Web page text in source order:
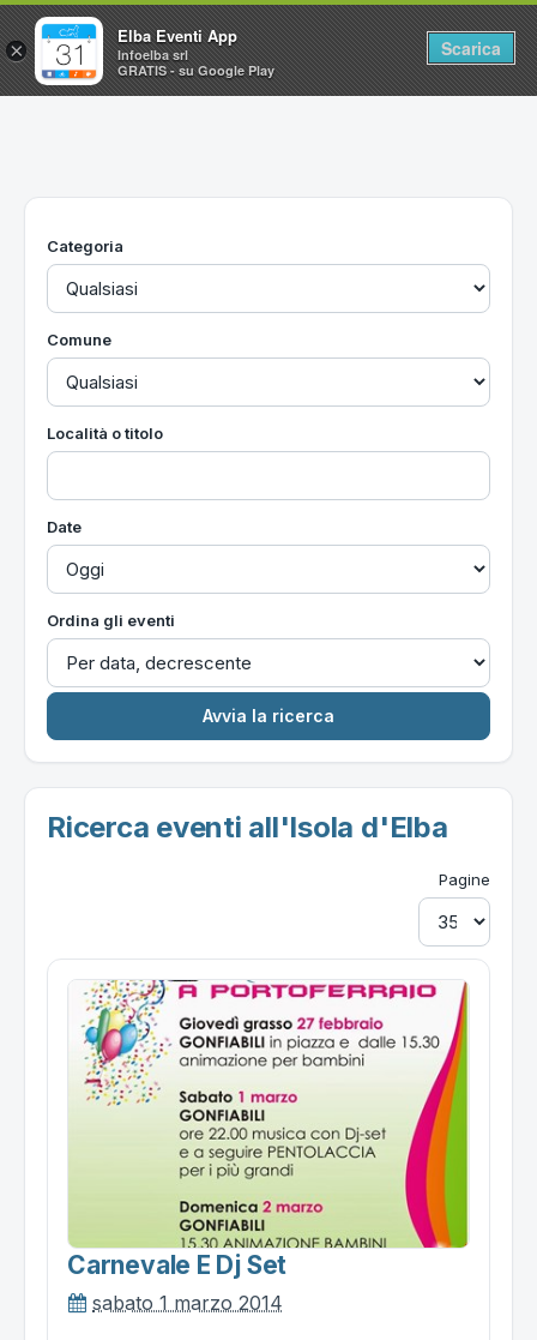
Home
Utilità
Categoria
Comune
Località o titolo
Date
Ordina gli eventi
Ricerca eventi all'Isola d'Elba
Pagine
Carnevale E Dj Set
sabato 1 marzo 2014
×
Elba Eventi App
Infoelba srl
GRATIS - su Google Play
Scarica